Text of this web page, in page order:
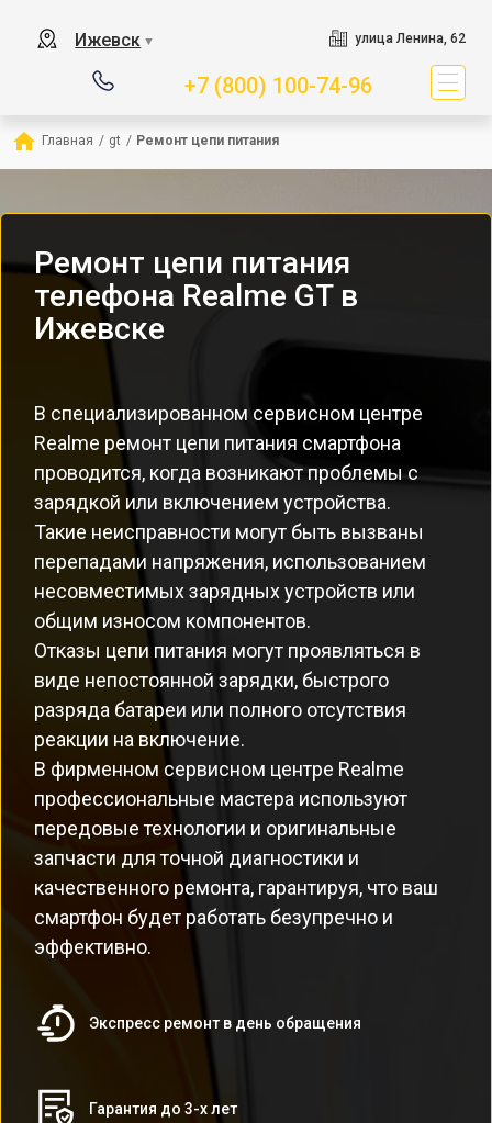
Ижевск ▼ улица Ленина, 62
+7 (800) 100-74-96
Главная / gt / Ремонт цепи питания
Ремонт цепи питания
телефона Realme GT в
Ижевске
В специализированном сервисном центре
Realme ремонт цепи питания смартфона
проводится, когда возникают проблемы с
зарядкой или включением устройства.
Такие неисправности могут быть вызваны
перепадами напряжения, использованием
несовместимых зарядных устройств или
общим износом компонентов.
Отказы цепи питания могут проявляться в
виде непостоянной зарядки, быстрого
разряда батареи или полного отсутствия
реакции на включение.
В фирменном сервисном центре Realme
профессиональные мастера используют
передовые технологии и оригинальные
запчасти для точной диагностики и
качественного ремонта, гарантируя, что ваш
смартфон будет работать безупречно и
эффективно.
Экспресс ремонт в день обращения
Гарантия до 3-х лет